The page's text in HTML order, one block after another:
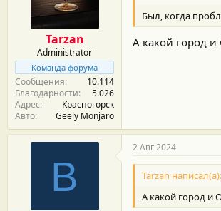
л
а
Tarzan
Administrator
Команда форума
Сообщения
10.114
Благодарности
5.026
Адрес
Красногорск
Авто
Geely Monjaro
Был, когда
А какой город и
В
2 Авг 2024
Tarzan написал(а):
А какой город и